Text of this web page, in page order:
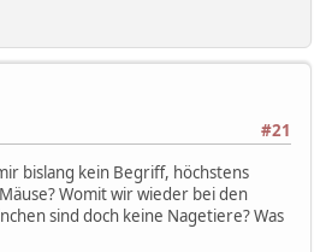
#21
bislang kein Begriff, höchstens
Womit wir wieder bei den
sind doch keine Nagetiere? Was